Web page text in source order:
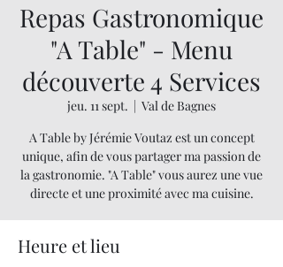
Repas Gastronomique
"A Table" - Menu
découverte 4 Services
jeu. 11 sept.
  |
Val de Bagnes
A Table by Jérémie Voutaz est un concept
unique, afin de vous partager ma passion de
la gastronomie. "A Table" vous aurez une vue
directe et une proximité avec ma cuisine.
Heure et lieu